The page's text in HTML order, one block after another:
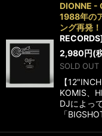
DIONNE -
1988年の
ング再発！
RECORDS
2,980円(
SOLD OUT
【
KOMIS、
DJによっ
「